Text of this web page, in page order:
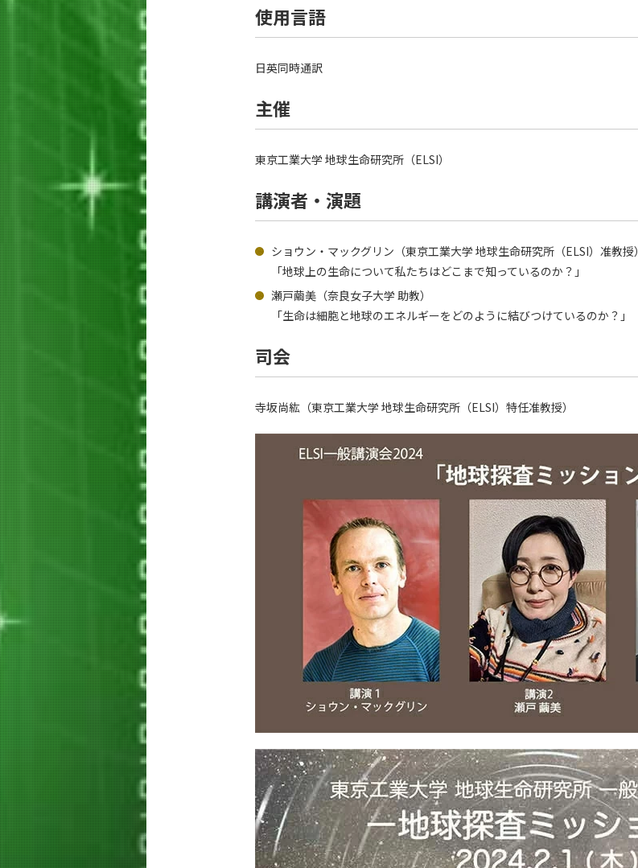
使用言語
日英同時通訳
主催
東京工業大学 地球生命研究所（ELSI）
講演者・演題
ショウン・マックグリン（東京工業大学 地球生命研究所（ELSI）准教授）
「地球上の生命について私たちはどこまで知っているのか？」
瀬戸繭美（奈良女子大学 助教）
「生命は細胞と地球のエネルギーをどのように結びつけているのか？」
司会
寺坂尚紘（東京工業大学 地球生命研究所（ELSI）特任准教授）